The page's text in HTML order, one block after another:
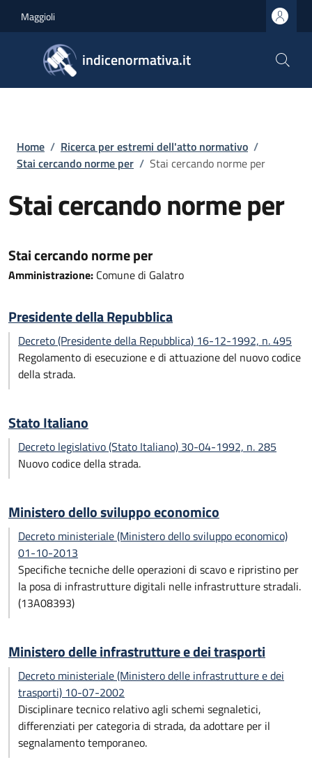
Maggioli
indicenormativa.it
Briciole di pane
Home / Ricerca per estremi dell'atto normativo /
Stai cercando norme per / Stai cercando norme per
Stai cercando norme per
Stai cercando norme per
Amministrazione: Comune di Galatro
Presidente della Repubblica
Decreto (Presidente della Repubblica) 16-12-1992, n. 495
Regolamento di esecuzione e di attuazione del nuovo codice
della strada.
Stato Italiano
Decreto legislativo (Stato Italiano) 30-04-1992, n. 285
Nuovo codice della strada.
Ministero dello sviluppo economico
Decreto ministeriale (Ministero dello sviluppo economico)
01-10-2013
Specifiche tecniche delle operazioni di scavo e ripristino per
la posa di infrastrutture digitali nelle infrastrutture stradali.
(13A08393)
Ministero delle infrastrutture e dei trasporti
Decreto ministeriale (Ministero delle infrastrutture e dei
trasporti) 10-07-2002
Disciplinare tecnico relativo agli schemi segnaletici,
differenziati per categoria di strada, da adottare per il
segnalamento temporaneo.